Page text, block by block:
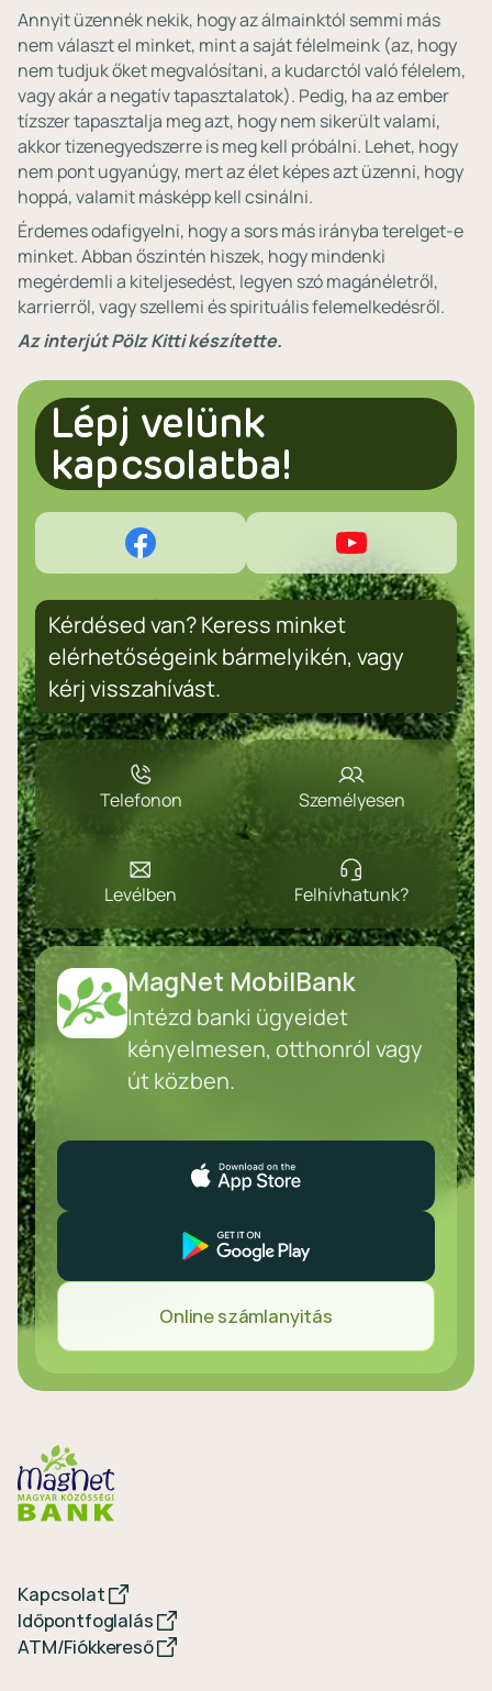
Annyit üzennék nekik, hogy az álmainktól semmi más
nem választ el minket, mint a saját félelmeink (az, hogy
nem tudjuk őket megvalósítani, a kudarctól való félelem,
vagy akár a negatív tapasztalatok). Pedig, ha az ember
tízszer tapasztalja meg azt, hogy nem sikerült valami,
akkor tizenegyedszerre is meg kell próbálni. Lehet, hogy
nem pont ugyanúgy, mert az élet képes azt üzenni, hogy
hoppá, valamit másképp kell csinálni.
Érdemes odafigyelni, hogy a sors más irányba terelget-e
minket. Abban őszintén hiszek, hogy mindenki
megérdemli a kiteljesedést, legyen szó magánéletről,
karrierről, vagy szellemi és spirituális felemelkedésről.
Az interjút Pölz Kitti készítette.
Lépj velünk
kapcsolatba!
Kérdésed van? Keress minket
elérhetőségeink bármelyikén, vagy
kérj visszahívást.
Telefonon Személyesen
Levélben Felhívhatunk?
MagNet MobilBank
Intézd banki ügyeidet
kényelmesen, otthonról vagy
út közben.
Online számlanyitás
Kapcsolat
Időpontfoglalás
ATM/Fiókkereső